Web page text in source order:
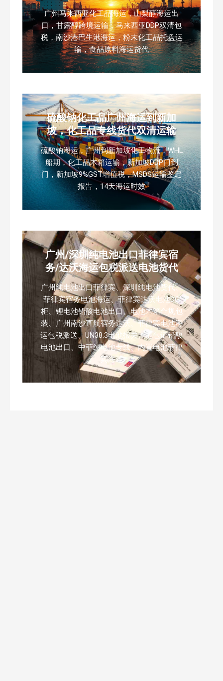
广州马来西亚化工品海运，山梨醇海运出
口，甘露醇跨境运输，马来西亚DDP双清包
税，南沙港巴生港海运，粉末化工品托盘运
输，食品原料海运货代
硫酸钠化工品广州海运到新加
坡，化工品专线货代双清运输
硫酸钠海运，广州到新加坡化工物流，WHL
船期，化工品木箱运输，新加坡DDP门到
门，新加坡9%GST增值税，MSDS运输鉴定
报告，14天海运时效
广州/深圳纯电池出口菲律宾宿
务/达沃海运包税派送电池货代
广州纯电池出口菲律宾、深圳纯电池货代、
菲律宾宿务电池海运、菲律宾达沃电池DG
柜、锂电池铅酸电池出口、电池木箱合规包
装、广州南沙直航宿务达沃、菲律宾电池海
运包税派送、UN38.3电池报关、危包证铅酸
电池出口、中菲纯电池专线、内置电池菲律
宾海运